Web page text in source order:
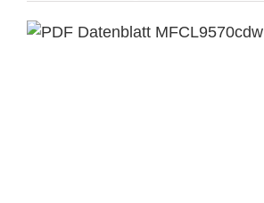
Datenblatt MFCL9570cdw